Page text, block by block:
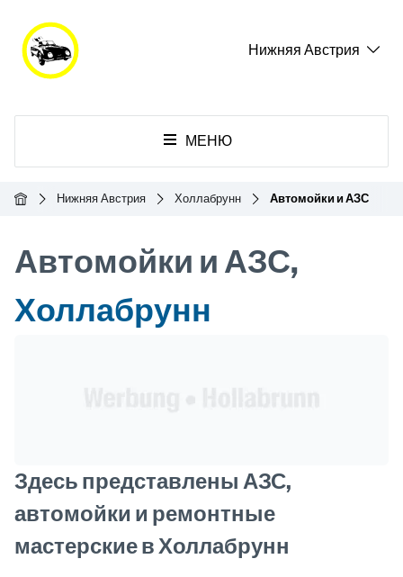
Нижняя Австрия
МЕНЮ
ГлавнаяНижняя Австрия Холлабрунн Автомойки и АЗС
Автомойки и АЗС,
Холлабрунн
Здесь представлены АЗС,
автомойки и ремонтные
мастерские в Холлабрунн